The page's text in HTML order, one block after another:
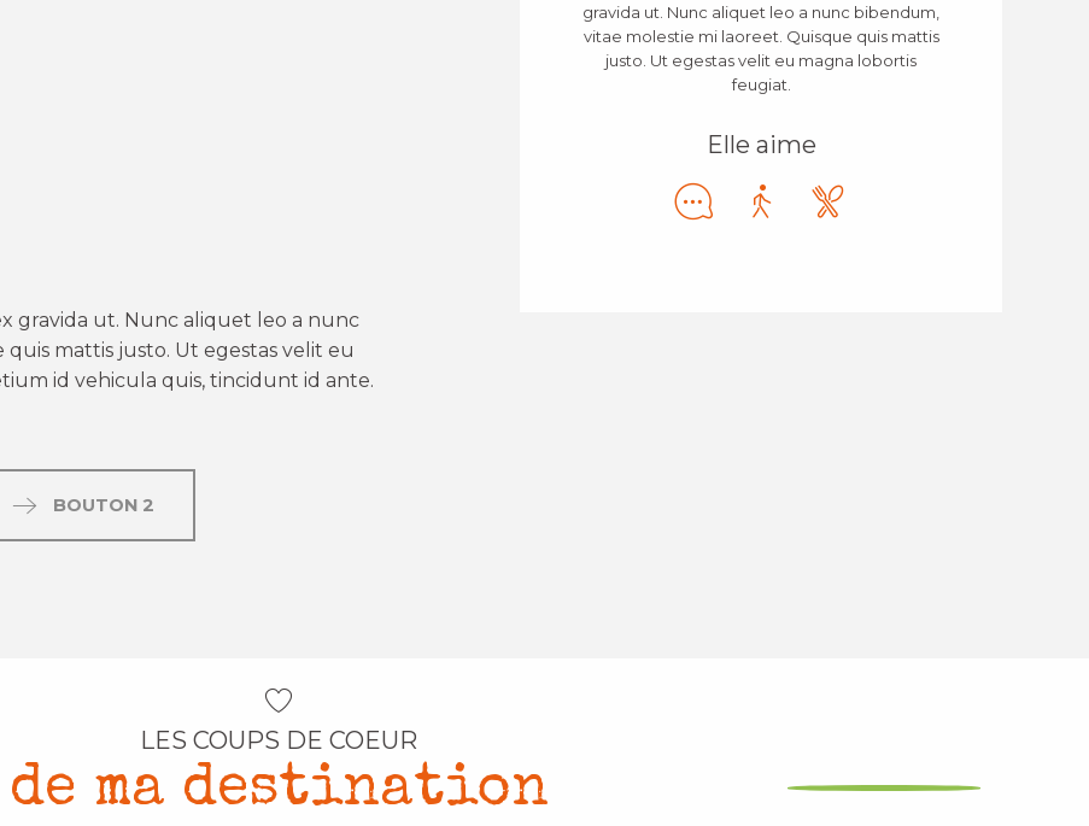
aux favoris
gravida ut. Nunc aliquet leo a nunc
mattis justo. Ut egestas velit eu
id vehicula quis, tincidunt id ante.
BOUTON 2
gravida ut. Nunc aliquet leo a nunc bibendum,
vitae molestie mi laoreet. Quisque quis mattis
justo. Ut egestas velit eu magna lobortis
feugiat.
Elle aime
LES COUPS DE COEUR
de ma destination